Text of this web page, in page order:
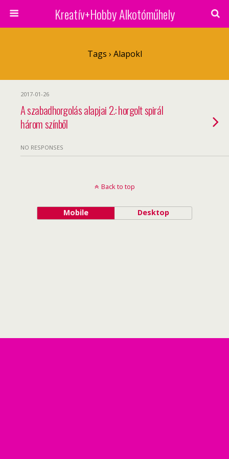
Kreatív+Hobby Alkotóműhely
Tags › Alapokl
2017-01-26
A szabadhorgolás alapjai 2.: horgolt spirál
három színből
NO RESPONSES
Back to top
Mobile Desktop